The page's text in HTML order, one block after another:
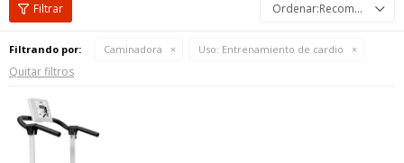
Recomendados
Filtrando por: Caminadora Uso: Entrenamiento de cardio
Quitar filtros